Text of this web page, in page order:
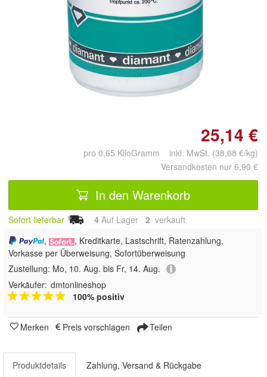
Doppelt antippen zum
vergrößern
25,14 €
pro 0,65 KiloGramm inkl. MwSt. (38,68 €/kg)
Versandkosten nur 6,90 €
In den Warenkorb
Sofort lieferbar 4 Auf Lager 2 verkauft
,
, Kreditkarte, Lastschrift, Ratenzahlung,
Vorkasse per Überweisung, Sofortüberweisung
Zustellung: Mo, 10. Aug. bis Fr, 14. Aug.
Verkäufer: dmtonlineshop
100% positiv
Merken Preis vorschlagen Teilen
Produktdetails Zahlung, Versand & Rückgabe